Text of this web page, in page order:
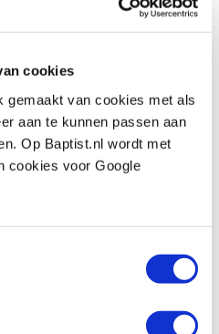
cookies
gemaakt van cookies met als
aan te kunnen passen aan
Op Baptist.nl wordt met
cookies voor Google
slijphulpstuk voor schuine
btw